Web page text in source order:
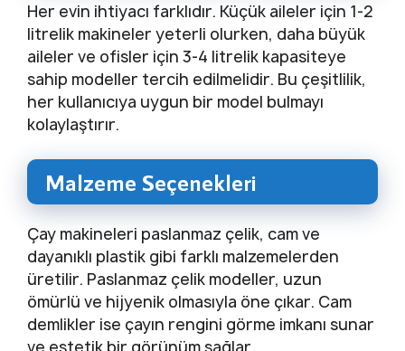
Her evin ihtiyacı farklıdır. Küçük aileler için 1-2
litrelik makineler yeterli olurken, daha büyük
aileler ve ofisler için 3-4 litrelik kapasiteye
sahip modeller tercih edilmelidir. Bu çeşitlilik,
her kullanıcıya uygun bir model bulmayı
kolaylaştırır.
Malzeme Seçenekleri
Çay makineleri paslanmaz çelik, cam ve
dayanıklı plastik gibi farklı malzemelerden
üretilir. Paslanmaz çelik modeller, uzun
ömürlü ve hijyenik olmasıyla öne çıkar. Cam
demlikler ise çayın rengini görme imkanı sunar
ve estetik bir görünüm sağlar.